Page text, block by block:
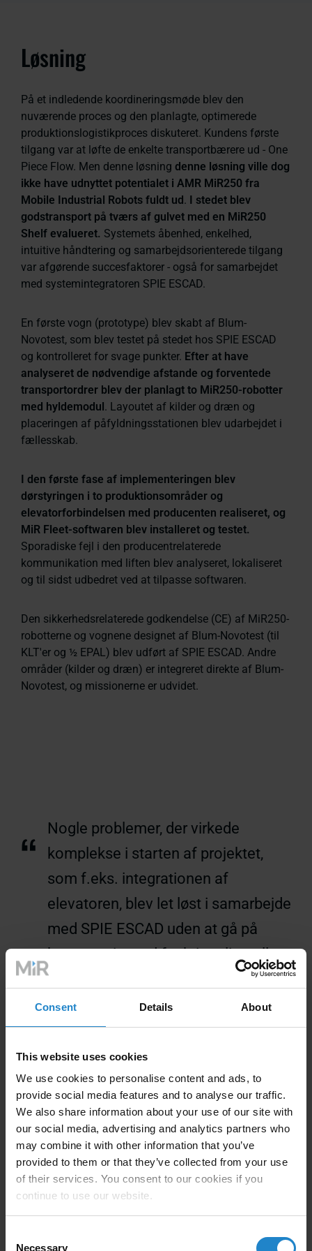
Consent Details About
This website uses cookies
We use cookies to personalise content and ads, to
provide social media features and to analyse our traffic.
We also share information about your use of our site with
our social media, advertising and analytics partners who
may combine it with other information that you’ve
provided to them or that they’ve collected from your use
of their services. You consent to our cookies if you
continue to use our website.
Necessary
Løsning
På et indledende koordineringsmøde blev den
nuværende proces og den planlagte, optimerede
produktionslogistikproces diskuteret. Kundens første
tilgang var at løfte de enkelte transportbærere ud - One
Piece Flow. Men denne løsning denne løsning ville dog
ikke have udnyttet potentialet i AMR MiR250 fra
Mobile Industrial Robots fuldt ud .
I stedet blev
godstransport på tværs af gulvet med en MiR250
Shelf evalueret. Systemets åbenhed, enkelhed,
intuitive håndtering og samarbejdsorienterede tilgang
var afgørende succesfaktorer - også for samarbejdet
med systemintegratoren SPIE ESCAD.
En første vogn (prototype) blev skabt af Blum-
Novotest, som blev testet på stedet hos SPIE ESCAD
og kontrolleret for svage punkter. Efter at have
analyseret de nødvendige afstande og forventede
transportordrer blev der planlagt to MiR250-robotter
med hyldemodul . Layoutet af kilder og dræn og
placeringen af påfyldningsstationen blev udarbejdet i
fællesskab.
I den første fase af implementeringen blev
dørstyringen i to produktionsområder og
elevatorforbindelsen med producenten realiseret, og
MiR Fleet-softwaren blev installeret og testet.
Sporadiske fejl i den producentrelaterede
kommunikation med liften blev analyseret, lokaliseret
og til sidst udbedret ved at tilpasse softwaren.
Den sikkerhedsrelaterede godkendelse (CE) af MiR250-
robotterne og vognene designet af Blum-Novotest (til
KLT'er og ½ EPAL) blev udført af SPIE ESCAD. Andre
områder (kilder og dræn) er integreret direkte af Blum-
Novotest, og missionerne er udvidet.
“
Nogle problemer, der virkede
komplekse i starten af projektet,
som f.eks. integrationen af
elevatoren, blev let løst i samarbejde
med SPIE ESCAD uden at gå på
kompromis med funktionalitet eller
sikkerhed.
Chef for indkøb og logistik, medlem af direktionen | Blum-
Novotest